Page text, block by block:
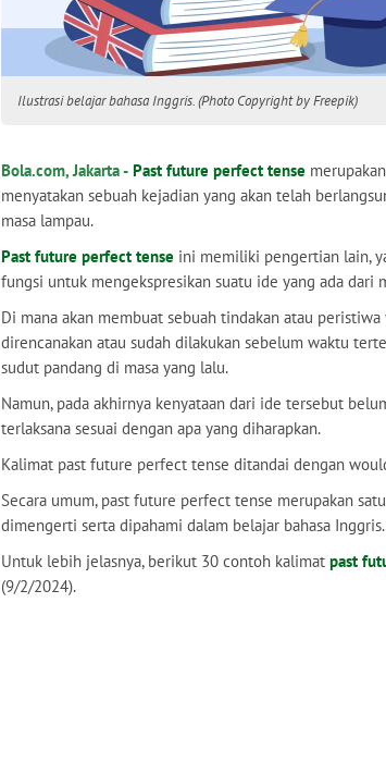
Ilustrasi belajar bahasa Inggris. (Photo Copyright by Freepik)
Bola.com, Jakarta - Past future perfect tense
menyatakan sebuah kejadian yang akan telah
masa lampau.
Past future perfect tense ini memiliki pengertian lain,
fungsi untuk mengekspresikan suatu ide yang ada dari
Di mana akan membuat sebuah tindakan atau
direncanakan atau sudah dilakukan sebelum waktu
sudut pandang di masa yang lalu.
Namun, pada akhirnya kenyataan dari ide tersebut
terlaksana sesuai dengan apa yang diharapkan.
Kalimat past future perfect tense ditandai dengan
Secara umum, past future perfect tense merupakan
dimengerti serta dipahami dalam belajar bahasa Inggris.
Untuk lebih jelasnya, berikut 30 contoh kalimat past
(9/2/2024).